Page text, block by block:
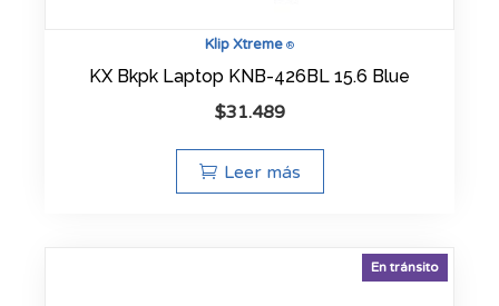
Klip Xtreme ®
KX Bkpk Laptop KNB-426BL 15.6 Blue
$31.489
Leer más
En tránsito